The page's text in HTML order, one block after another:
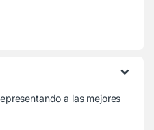
a las mejores